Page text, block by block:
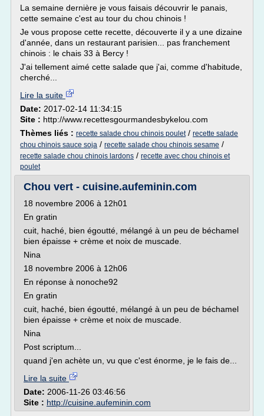
La semaine dernière je vous faisais découvrir le panais,
cette semaine c'est au tour du chou chinois !
Je vous propose cette recette, découverte il y a une dizaine
d'année, dans un restaurant parisien... pas franchement
chinois : le chais 33 à Bercy !
J'ai tellement aimé cette salade que j'ai, comme d'habitude,
cherché...
Lire la suite
Date: 2017-02-14 11:34:15
Site : http://www.recettesgourmandesbykelou.com
Thèmes liés : recette salade chou chinois poulet/ recette salade
chou chinois sauce soja / recette salade chou chinois sesame /
recette salade chou chinois lardons / recette avec chou chinois et
poulet
Chou vert - cuisine.aufeminin.com
18 novembre 2006 à 12h01
En gratin
cuit, haché, bien égoutté, mélangé à un peu de béchamel
bien épaisse + crème et noix de muscade.
Nina
18 novembre 2006 à 12h06
En réponse à nonoche92
En gratin
cuit, haché, bien égoutté, mélangé à un peu de béchamel
bien épaisse + crème et noix de muscade.
Nina
Post scriptum...
quand j'en achète un, vu que c'est énorme, je le fais de...
Lire la suite
Date: 2006-11-26 03:46:56
Site : http://cuisine.aufeminin.com